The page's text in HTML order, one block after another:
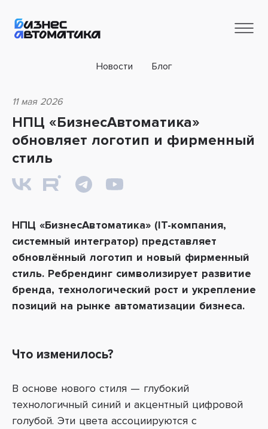
Новости Блог
11 мая 2026
НПЦ «БизнесАвтоматика»
обновляет логотип и фирменный
стиль
НПЦ «БизнесАвтоматика» (IT-компания,
системный интегратор) представляет
обновлённый логотип и новый фирменный
стиль. Ребрендинг символизирует развитие
бренда, технологический рост и укрепление
позиций на рынке автоматизации бизнеса.
Что изменилось?
В основе нового стиля — глубокий
технологичный синий и акцентный цифровой
голубой. Эти цвета ассоциируются с